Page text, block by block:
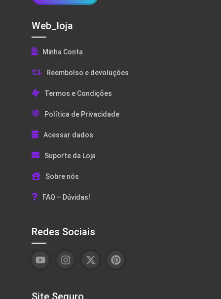
Web_loja
Minha Conta
Reembolso e devoluções
Termos e Condições
Política de Privacidade
Acessar dados
Suporte da Loja
Sobre nós
FAQ – Dúvidas!
Redes Sociais
Site Seguro